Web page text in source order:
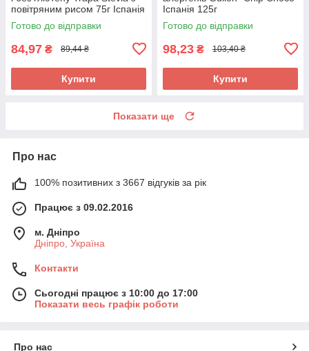
повітряним рисом 75г Іспанія
Готово до відправки
84,97 ₴ 89,44 ₴
Купити
Іспанія 125г
Готово до відправки
98,23 ₴ 103,40 ₴
Купити
Показати ще
Про нас
100% позитивних з 3667 відгуків за рік
Працює з 09.02.2016
м. Дніпро
Дніпро, Україна
Контакти
Сьогодні працює з 10:00 до 17:00
Показати весь графік роботи
Про нас